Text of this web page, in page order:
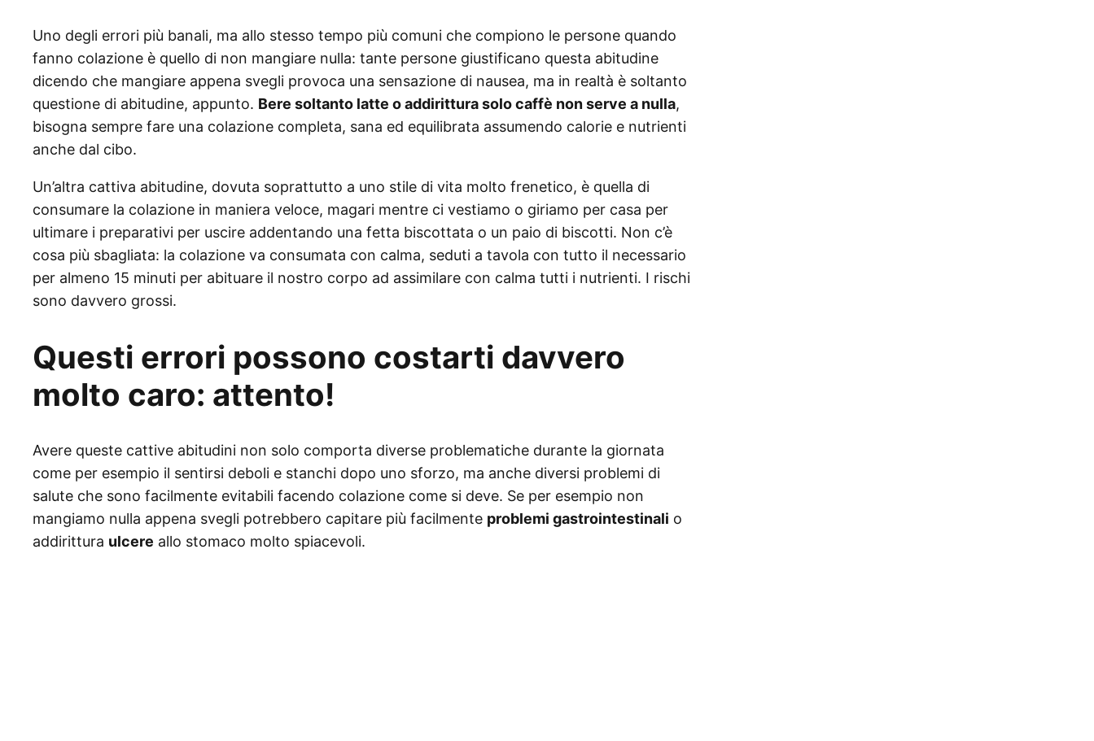
Uno degli errori più banali, ma allo stesso tempo più comuni che compiono le persone quando
fanno colazione è quello di non mangiare nulla: tante persone giustificano questa abitudine
dicendo che mangiare appena svegli provoca una sensazione di nausea, ma in realtà è soltanto
questione di abitudine, appunto. Bere soltanto latte o addirittura solo caffè non serve a nulla,
bisogna sempre fare una colazione completa, sana ed equilibrata assumendo calorie e nutrienti
anche dal cibo.
Un’altra cattiva abitudine, dovuta soprattutto a uno stile di vita molto frenetico, è quella di
consumare la colazione in maniera veloce, magari mentre ci vestiamo o giriamo per casa per
ultimare i preparativi per uscire addentando una fetta biscottata o un paio di biscotti. Non c’è
cosa più sbagliata: la colazione va consumata con calma, seduti a tavola con tutto il necessario
per almeno 15 minuti per abituare il nostro corpo ad assimilare con calma tutti i nutrienti. I rischi
sono davvero grossi.
Questi errori possono costarti davvero
molto caro: attento!
Avere queste cattive abitudini non solo comporta diverse problematiche durante la giornata
come per esempio il sentirsi deboli e stanchi dopo uno sforzo, ma anche diversi problemi di
salute che sono facilmente evitabili facendo colazione come si deve. Se per esempio non
mangiamo nulla appena svegli potrebbero capitare più facilmente problemi gastrointestinali o
addirittura ulcere allo stomaco molto spiacevoli.